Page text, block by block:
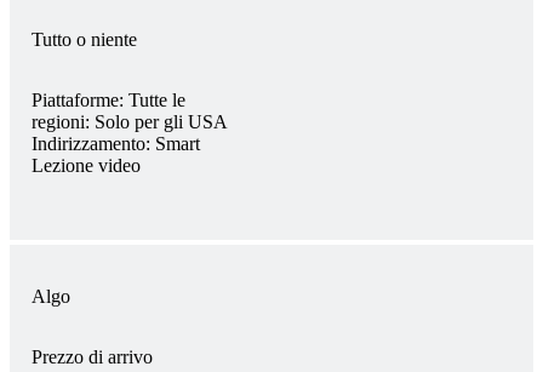
Tutto o niente
Piattaforme: Tutte le
regioni: Solo per gli USA
Indirizzamento: Smart
Lezione video
Algo
Prezzo di arrivo